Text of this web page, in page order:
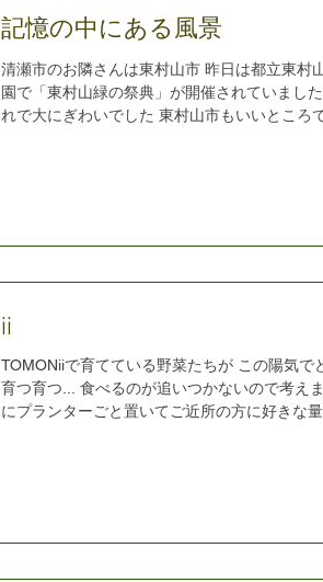
記憶の中にある風景
清瀬市のお隣さんは東村山市 昨日は都立東村
園で「東村山緑の祭典」が開催されていまし
れで大にぎわいでした 東村山市もいいところ
も愛おしいような懐かしいような気持ちにな
ii
TOMONiiで育てている野菜たちが この陽気で
育つ育つ... 食べるのが追いつかないので考えま
にプランターごと置いてご近所の方に好きな